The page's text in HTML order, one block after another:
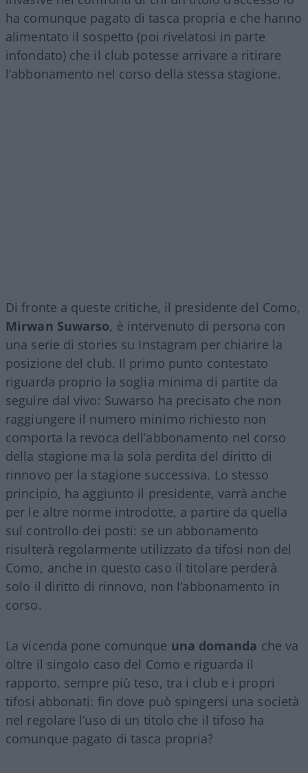
ha comunque pagato di tasca propria e che hanno
alimentato il sospetto (poi rivelatosi in parte
infondato) che il club potesse arrivare a ritirare
l’abbonamento nel corso della stessa stagione.
Di fronte a queste critiche, il presidente del Como,
Mirwan Suwarso, è intervenuto di persona con
una serie di stories su Instagram per chiarire la
posizione del club. Il primo punto contestato
riguarda proprio la soglia minima di partite da
seguire dal vivo: Suwarso ha precisato che non
raggiungere il numero minimo richiesto non
comporta la revoca dell’abbonamento nel corso
della stagione ma la sola perdita del diritto di
rinnovo per la stagione successiva. Lo stesso
principio, ha aggiunto il presidente, varrà anche
per le altre norme introdotte, a partire da quella
sul controllo dei posti: se un abbonamento
risulterà regolarmente utilizzato da tifosi non del
Como, anche in questo caso il titolare perderà
solo il diritto di rinnovo, non l’abbonamento in
corso.
La vicenda pone comunque una domanda che va
oltre il singolo caso del Como e riguarda il
rapporto, sempre più teso, tra i club e i propri
tifosi abbonati: fin dove può spingersi una società
nel regolare l’uso di un titolo che il tifoso ha
comunque pagato di tasca propria?